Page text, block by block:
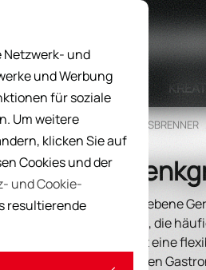
AUSSTELLUNGSGERÄTE
GASBRENNER
hochwertige, gasbetriebene
Betriebe geeignet, die
Konstruktion ermöglicht eine
Dadurch können
Netzwerk- und
und Werbung
für soziale
Um weitere
klicken Sie auf
Cookies und der
und Cookie-
resultierende